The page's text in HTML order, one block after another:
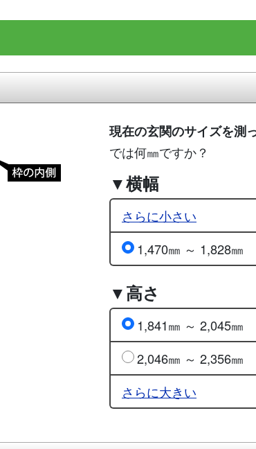
現在の玄関のサイズを測
では何㎜ですか？
▼横幅
さらに小さい
1,470㎜ ～ 1,828㎜
▼高さ
1,841㎜ ～ 2,045㎜
2,046㎜ ～ 2,356㎜
さらに大きい